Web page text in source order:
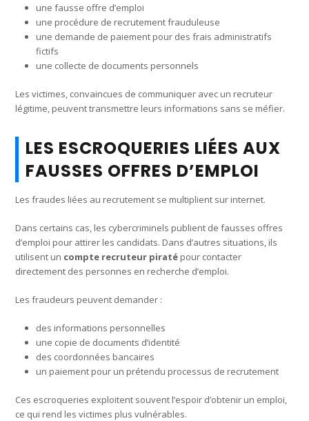
une fausse offre d’emploi
une procédure de recrutement frauduleuse
une demande de paiement pour des frais administratifs
fictifs
une collecte de documents personnels
Les victimes, convaincues de communiquer avec un recruteur
légitime, peuvent transmettre leurs informations sans se méfier.
LES ESCROQUERIES LIÉES AUX
FAUSSES OFFRES D’EMPLOI
Les fraudes liées au recrutement se multiplient sur internet.
Dans certains cas, les cybercriminels publient de fausses offres
d’emploi pour attirer les candidats. Dans d’autres situations, ils
utilisent un compte recruteur piraté pour contacter
directement des personnes en recherche d’emploi.
Les fraudeurs peuvent demander :
des informations personnelles
une copie de documents d’identité
des coordonnées bancaires
un paiement pour un prétendu processus de recrutement
Ces escroqueries exploitent souvent l’espoir d’obtenir un emploi,
ce qui rend les victimes plus vulnérables.